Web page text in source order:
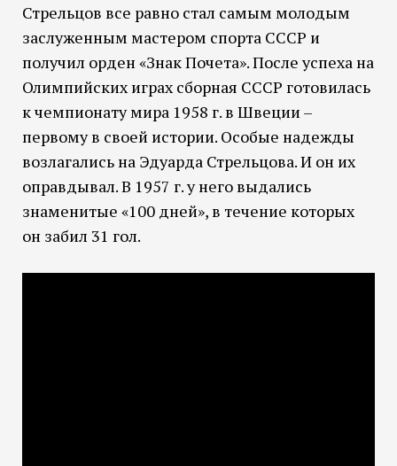
Стрельцов все равно стал самым молодым
заслуженным мастером спорта СССР и
получил орден «Знак Почета». После успеха на
Олимпийских играх сборная СССР готовилась
к чемпионату мира 1958 г. в Швеции –
первому в своей истории. Особые надежды
возлагались на Эдуарда Стрельцова. И он их
оправдывал. В 1957 г. у него выдались
знаменитые «100 дней», в течение которых
он забил 31 гол.